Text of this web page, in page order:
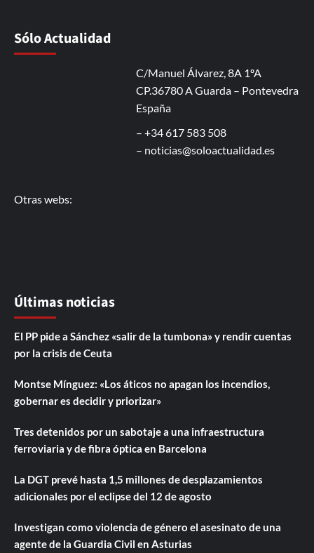
Sólo Actualidad
C/Manuel Álvarez, 8A 1ºA
CP.36780 A Guarda – Pontevedra
España
– +34 617 583 508
– noticias@soloactualidad.es
Otras webs:
Últimas noticias
El PP pide a Sánchez «salir de la tumbona» y rendir cuentas
por la crisis de Ceuta
Montse Mínguez: «Los áticos no apagan los incendios,
gobernar es decidir y priorizar»
Tres detenidos por un sabotaje a una infraestructura
ferroviaria y de fibra óptica en Barcelona
La DGT prevé hasta 1,5 millones de desplazamientos
adicionales por el eclipse del 12 de agosto
Investigan como violencia de género el asesinato de una
agente de la Guardia Civil en Asturias